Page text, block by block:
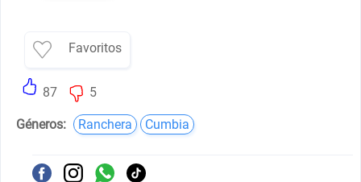
Favoritos
87 5
Géneros: Ranchera Cumbia